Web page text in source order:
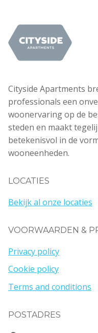
Cityside Apartments
professionals een
woonervaring op de
steden en maakt
betekenisvol in de
wooneenheden.
LOCATIES
Bekijk al onze locaties
VOORWAARDEN &
Privacy policy
Cookie policy
Terms and conditions
POSTADRES